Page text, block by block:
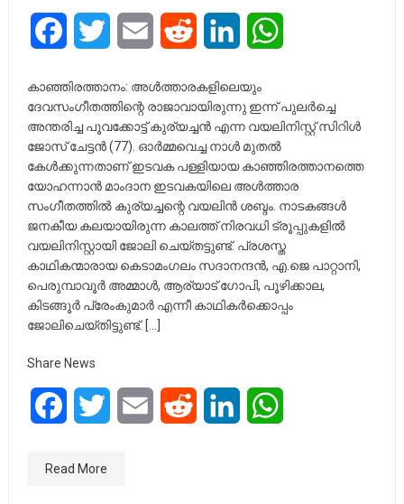
FacebookTwitter Email Reddit LinkedIn
കാഞ്ഞിരത്താനം: അള്‍ത്താരകളിലെയും
ദേവസംഗീതത്തിന്റെ രാജാവായിരുന്നു ഇന്ന് പുലര്‍ച്ചെ
അന്തരിച്ച പൂവക്കോട്ട് കുര്യച്ചന്‍ എന്ന വയലിനിസ്റ്റ് സിറിള്‍
ജോസ് ചേട്ടന്‍ (77). ഓര്‍മ്മവെച്ച നാള്‍ മുതല്‍
കേള്‍ക്കുന്നതാണ് ഇടവക പള്ളിയായ കാഞ്ഞിരത്താനത്തെ
യോഹന്നാന്‍ മാംദാന ഇടവകയിലെ അള്‍ത്താര
സംഗീതത്തില്‍ കുര്യച്ചന്റെ വയലിന്‍ ശബ്ദം. നാടകങ്ങള്‍
ജനകീയ കലയായിരുന്ന കാലത്ത് നിരവധി ട്രൂപ്പുകളില്‍
വയലിനിസ്റ്റായി ജോലി ചെയ്തട്ടുണ്ട്. പ്രശസ്ത
കാഥികന്മാരായ കെടാമംഗലം സദാനന്ദന്‍, എ.ജെ പാറ്റാനി,
പെരുമ്പാവൂര്‍ അമ്മാള്‍, ആര്യാട് ഗോപി, പൂഴിക്കാല,
കിടങ്ങൂര്‍ പ്രേംകുമാര്‍ എന്നീ കാഥികര്‍ക്കൊപ്പം
ജോലിചെയ്തിട്ടുണ്ട്. […]
Share News
FacebookTwitter Email Reddit LinkedIn
Read More